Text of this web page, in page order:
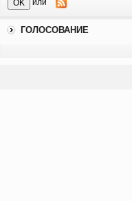
или
ГОЛОСОВАНИЕ